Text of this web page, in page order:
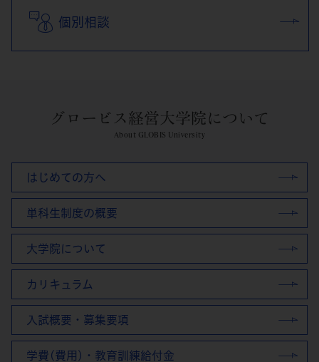
個別相談
グロービス経営大学院について
About GLOBIS University
はじめての方へ
単科生制度の概要
大学院について
カリキュラム
入試概要・募集要項
学費(費用)・教育訓練給付金